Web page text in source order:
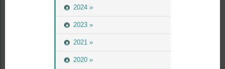
2024 »
2023 »
2021 »
2020 »